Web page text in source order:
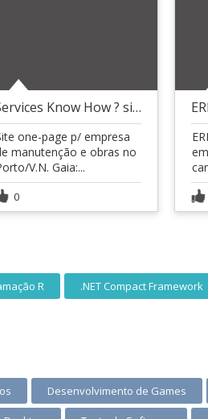
Services Know How ? site (Portugal)
one-page p/ empresa
manutenção e obras no
V.N. Gaia:...
0
R .NET Compact Framework
Desenvolvimento de Games